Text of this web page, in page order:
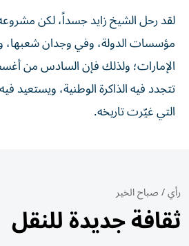
لقد رحل الشيخ زايد جسداً، لكن
مؤسسات الدولة، وفي وجدان شعبها،
الإمارات؛ ولذلك فإن السادس من
تتجدد فيه الذاكرة الوطنية، ويستعيد
التي غيّرت تاريخه.
رأي/صباح الخير
ثقافة جديدة للنقل